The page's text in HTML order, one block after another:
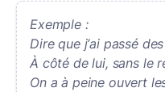
Exemple :
Dire que j’ai passé
À côté de lui, sans le
On a à peine ouvert